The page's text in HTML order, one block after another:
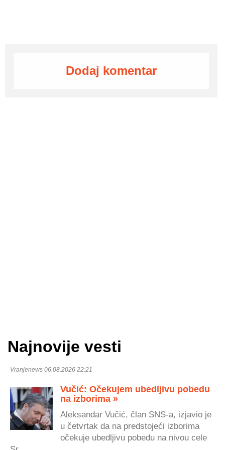
Dodaj komentar
Najnovije vesti
Vranjenews 06.08.2026 22:21
Vučić: Očekujem ubedljivu pobedu
na izborima »
Aleksandar Vučić, član SNS-a, izjavio je
u četvrtak da na predstojeći izborima
očekuje ubedljivu pobedu na nivou cele